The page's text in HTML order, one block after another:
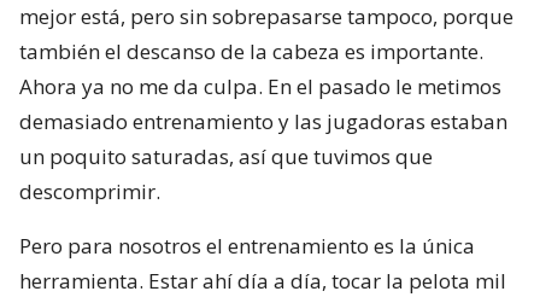
mejor está, pero sin sobrepasarse tampoco, porque
también el descanso de la cabeza es importante.
Ahora ya no me da culpa. En el pasado le metimos
demasiado entrenamiento y las jugadoras estaban
un poquito saturadas, así que tuvimos que
descomprimir.
Pero para nosotros el entrenamiento es la única
herramienta. Estar ahí día a día, tocar la pelota mil